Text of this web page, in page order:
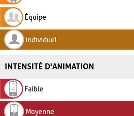
Équipe
Individuel
INTENSITÉ D'ANIMATION
Faible
Moyenne